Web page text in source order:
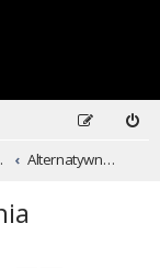
inaczej Alternatywne formy zasilania